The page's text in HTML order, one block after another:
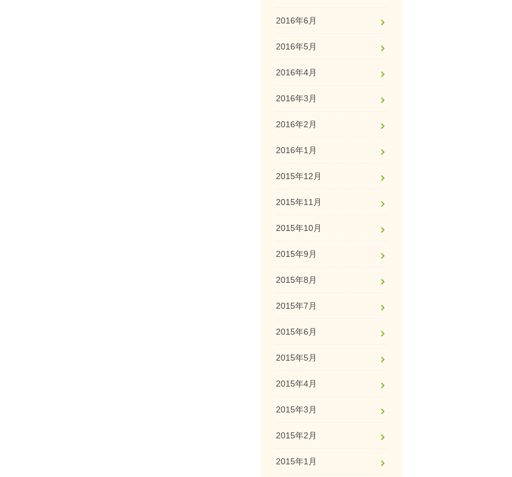
2016年6月
2016年5月
2016年4月
2016年3月
2016年2月
2016年1月
2015年12月
2015年11月
2015年10月
2015年9月
2015年8月
2015年7月
2015年6月
2015年5月
2015年4月
2015年3月
2015年2月
2015年1月